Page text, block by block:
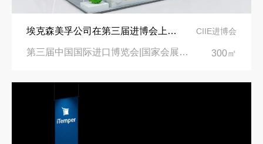
埃克森美孚公司在第三届进博会上展示非凡的展台搭建设计 CIIE进博会
第三届中国国际进口博览会|国家会展中心 300㎡